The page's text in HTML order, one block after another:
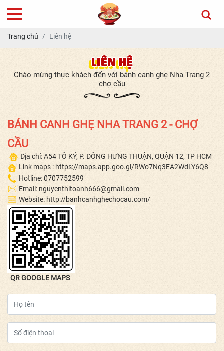
Trang chủ Liên hệ
LIÊN HỆ
Chào mừng thực khách đến với bánh canh ghẹ Nha Trang 2
chợ cầu
BÁNH CANH GHẸ NHA TRANG 2 - CHỢ
CẦU
Địa chỉ: A54 TÔ KÝ, P. ĐÔNG HƯNG THUẬN, QUẬN 12, TP HCM
Link maps : https://maps.app.goo.gl/RWo7Nq3EA2WdLY6Q8
Hotline: 0707752599
Email: nguyenthitoanh666@gmail.com
Website: http://banhcanhghechocau.com/
QR GOOGLE MAPS